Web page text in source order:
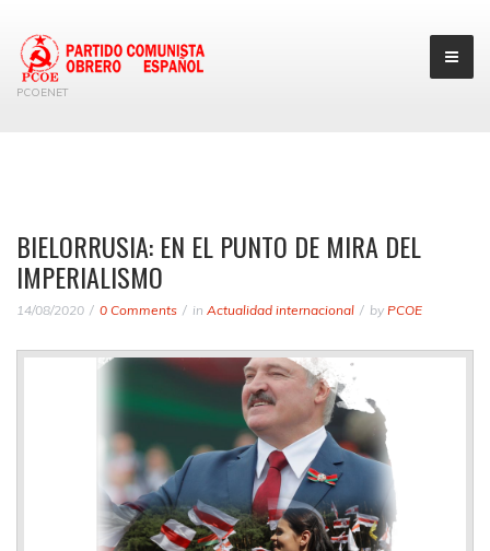
PCOENET
BIELORRUSIA: EN EL PUNTO DE MIRA DEL
IMPERIALISMO
14/08/2020 0 Comments in Actualidad internacional by PCOE